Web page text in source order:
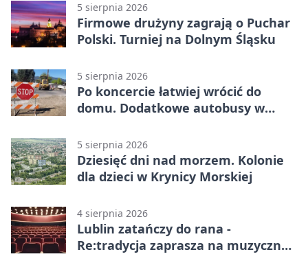
5 sierpnia 2026
Firmowe drużyny zagrają o Puchar
Polski. Turniej na Dolnym Śląsku
5 sierpnia 2026
Po koncercie łatwiej wrócić do
domu. Dodatkowe autobusy w
5 sierpnia 2026
Dziesięć dni nad morzem. Kolonie
dla dzieci w Krynicy Morskiej
4 sierpnia 2026
Lublin zatańczy do rana -
Re:tradycja zaprasza na muzyczną